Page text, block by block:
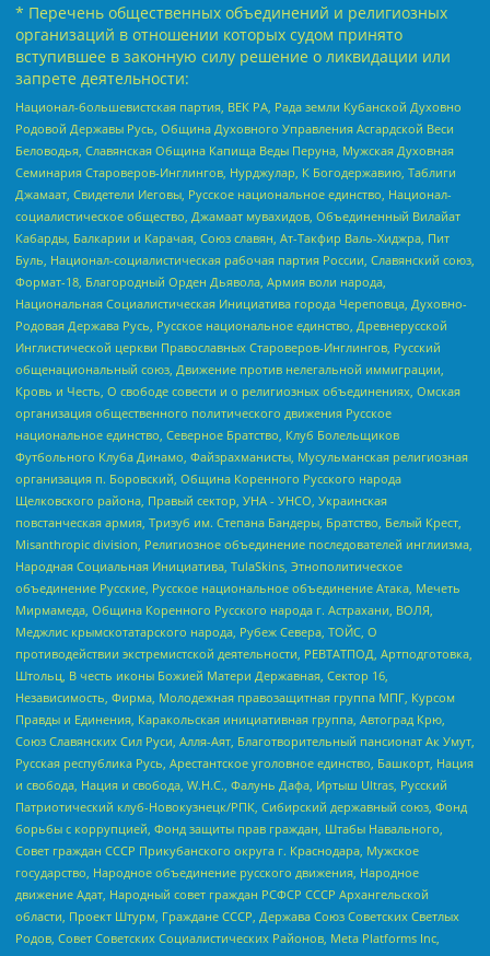
* Перечень общественных объединений и религиозных
организаций в отношении которых судом принято
вступившее в законную силу решение о ликвидации или
запрете деятельности:
Национал-большевистская партия, ВЕК РА, Рада земли Кубанской Духовно
Родовой Державы Русь, Община Духовного Управления Асгардской Веси
Беловодья, Славянская Община Капища Веды Перуна, Мужская Духовная
Семинария Староверов-Инглингов, Нурджулар, К Богодержавию, Таблиги
Джамаат, Свидетели Иеговы, Русское национальное единство, Национал-
социалистическое общество, Джамаат мувахидов, Объединенный Вилайат
Кабарды, Балкарии и Карачая, Союз славян, Ат-Такфир Валь-Хиджра, Пит
Буль, Национал-социалистическая рабочая партия России, Славянский союз,
Формат-18, Благородный Орден Дьявола, Армия воли народа,
Национальная Социалистическая Инициатива города Череповца, Духовно-
Родовая Держава Русь, Русское национальное единство, Древнерусской
Инглистической церкви Православных Староверов-Инглингов, Русский
общенациональный союз, Движение против нелегальной иммиграции,
Кровь и Честь, О свободе совести и о религиозных объединениях, Омская
организация общественного политического движения Русское
национальное единство, Северное Братство, Клуб Болельщиков
Футбольного Клуба Динамо, Файзрахманисты, Мусульманская религиозная
организация п. Боровский, Община Коренного Русского народа
Щелковского района, Правый сектор, УНА - УНСО, Украинская
повстанческая армия, Тризуб им. Степана Бандеры, Братство, Белый Крест,
Misanthropic division, Религиозное объединение последователей инглиизма,
Народная Социальная Инициатива, TulaSkins, Этнополитическое
объединение Русские, Русское национальное объединение Атака, Мечеть
Мирмамеда, Община Коренного Русского народа г. Астрахани, ВОЛЯ,
Меджлис крымскотатарского народа, Рубеж Севера, ТОЙС, О
противодействии экстремистской деятельности, РЕВТАТПОД, Артподготовка,
Штольц, В честь иконы Божией Матери Державная, Сектор 16,
Независимость, Фирма, Молодежная правозащитная группа МПГ, Курсом
Правды и Единения, Каракольская инициативная группа, Автоград Крю,
Союз Славянских Сил Руси, Алля-Аят, Благотворительный пансионат Ак Умут,
Русская республика Русь, Арестантское уголовное единство, Башкорт, Нация
и свобода, Нация и свобода, W.H.С., Фалунь Дафа, Иртыш Ultras, Русский
Патриотический клуб-Новокузнецк/РПК, Сибирский державный союз, Фонд
борьбы с коррупцией, Фонд защиты прав граждан, Штабы Навального,
Совет граждан СССР Прикубанского округа г. Краснодара, Мужское
государство, Народное объединение русского движения, Народное
движение Адат, Народный совет граждан РСФСР СССР Архангельской
области, Проект Штурм, Граждане СССР, Держава Союз Советских Светлых
Родов, Совет Советских Социалистических Районов, Meta Platforms Inc,